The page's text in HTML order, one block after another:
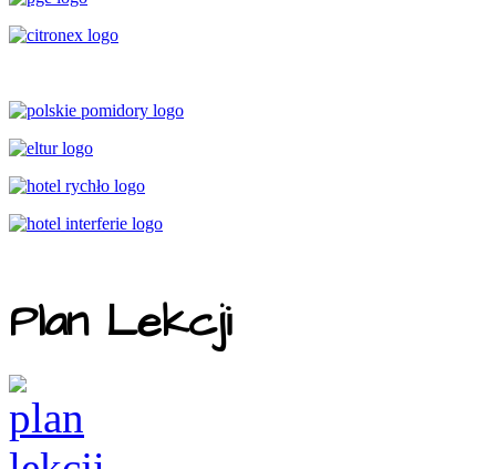
Plan Lekcji